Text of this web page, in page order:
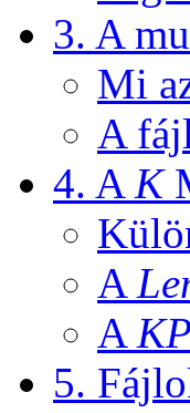
3. A
Mi
A
4. A K
A
A
5.